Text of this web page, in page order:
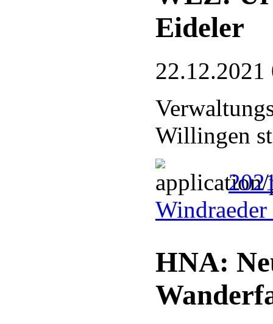
Eideler
22.12.2021
Willingen
HNA: